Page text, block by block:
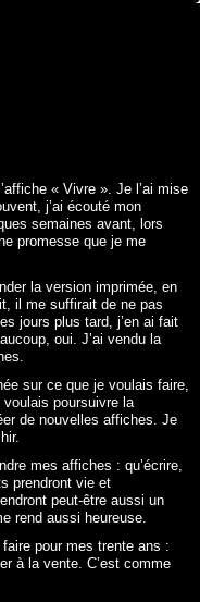
« Vivre ». Je l’ai mise
j’ai écouté mon
semaines avant, lors
promesse que je me
la version imprimée, en
il me suffirait de ne pas
jours plus tard, j’en ai fait
oui. J’ai vendu la
sur ce que je voulais faire,
poursuivre la
de nouvelles affiches. Je
mes affiches : qu’écrire,
prendront vie et
peut-être aussi un
rend aussi heureuse.
pour mes trente ans :
à la vente. C’est comme